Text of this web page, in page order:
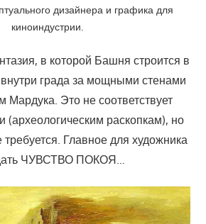
дизайнера и графика для
киноиндустрии.
в которой Башня строится в
града за мощными стенами
Мардука. Это не соответствует
(археологическим раскопкам), но
требуется. Главное для художника
ЧУВСТВО ПОКОЯ…